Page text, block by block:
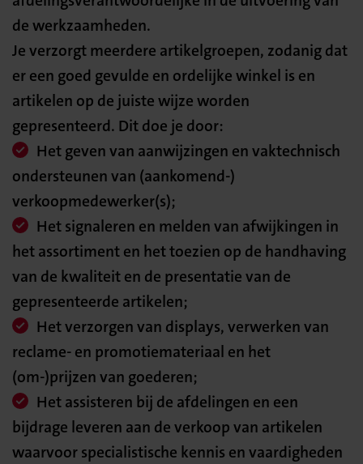
de werkzaamheden.
Je verzorgt meerdere artikelgroepen, zodanig dat
er een goed gevulde en ordelijke winkel is en
artikelen op de juiste wijze worden
gepresenteerd. Dit doe je door:
Het geven van aanwijzingen en vaktechnisch
ondersteunen van (aankomend-)
verkoopmedewerker(s);
Het signaleren en melden van afwijkingen in
het assortiment en het toezien op de handhaving
van de kwaliteit en de presentatie van de
gepresenteerde artikelen;
Het verzorgen van displays, verwerken van
reclame- en promotiemateriaal en het
(om-)prijzen van goederen;
Het assisteren bij de afdelingen en een
bijdrage leveren aan de verkoop van artikelen
waarvoor specialistische kennis en vaardigheden